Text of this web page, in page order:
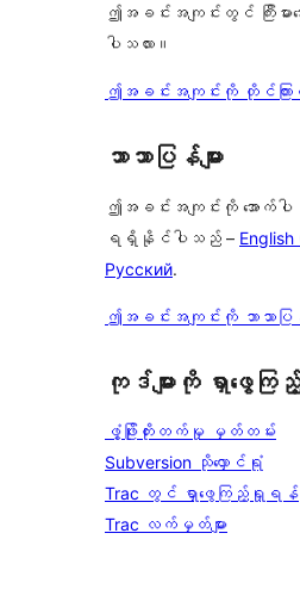
ဤအခင်းအကျင်းတွင် ကြီးမားသေ
ပါသလား။
ဤအခင်းအကျင်းကို တိုင်ကြာ
ဘာသာပြန်များ
ဤအခင်းအကျင်းကို အောက်ပါ ဘာ
ရရှိနိုင်ပါသည် – English
Русский.
ဤအခင်းအကျင်းကို ဘာသာ
ကုဒ်များကို ရှာဖွေ
ဖွံ့ဖြိုးတိုးတက်မှု မှတ်တမ်း
Subversion သိုလှောင်ရုံ
Trac တွင် ရှာဖွေကြည့်ရှုရန်
Trac လက်မှတ်များ